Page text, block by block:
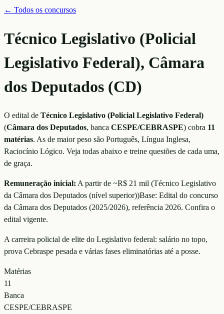
← Todos os concursos
Técnico Legislativo (Policial
Legislativo Federal), Câmara
dos Deputados (CD)
O edital de Técnico Legislativo (Policial Legislativo Federal)
(Câmara dos Deputados, banca CESPE/CEBRASPE) cobra 11
matérias. As de maior peso são Português, Língua Inglesa,
Raciocínio Lógico. Veja todas abaixo e treine questões de cada uma,
de graça.
Remuneração inicial: A partir de ~R$ 21 mil (Técnico Legislativo
da Câmara dos Deputados (nível superior))Base: Edital do concurso
da Câmara dos Deputados (2025/2026), referência 2026. Confira o
edital vigente.
A carreira policial de elite do Legislativo federal: salário no topo,
prova Cebraspe pesada e várias fases eliminatórias até a posse.
Matérias
11
Banca
CESPE/CEBRASPE